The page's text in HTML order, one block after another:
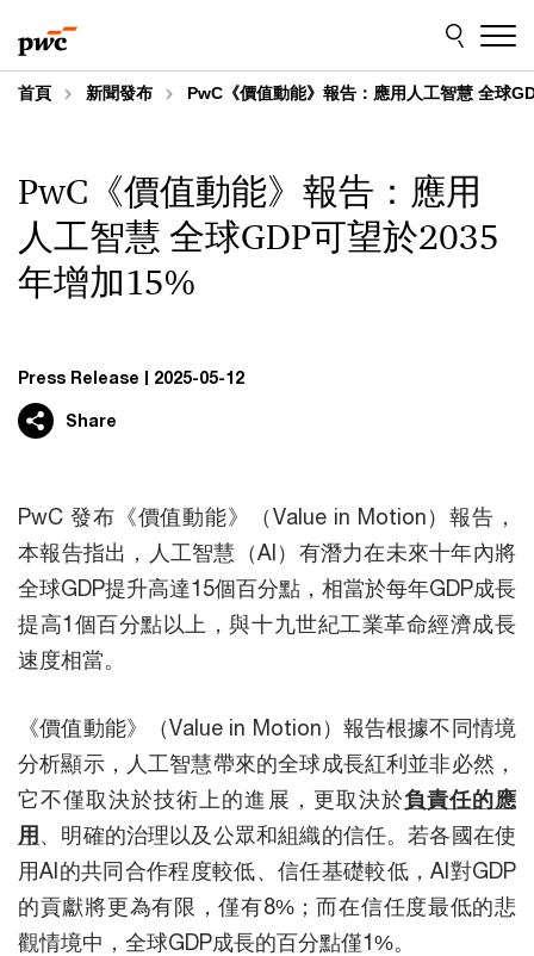
to
content
to
footer
首頁 新聞發布 PwC《價值動能》報告：應用人工智慧 全球
PwC《價值動能》報告：應用
人工智慧 全球GDP可望於2035
年增加15%
Press Release 2025-05-12
Share
PwC 發布《價值動能》（Value in Motion）報告，
本報告指出，人工智慧（AI）有潛力在未來十年內將
全球GDP提升高達15個百分點，相當於每年GDP成長
提高1個百分點以上，與十九世紀工業革命經濟成長
速度相當。
《價值動能》（Value in Motion）報告根據不同情境
分析顯示，人工智慧帶來的全球成長紅利並非必然，
它不僅取決於技術上的進展，更取決於負責任的應
用、明確的治理以及公眾和組織的信任。若各國在使
用AI的共同合作程度較低、信任基礎較低，AI對GDP
的貢獻將更為有限，僅有8%；而在信任度最低的悲
觀情境中，全球GDP成長的百分點僅1%。